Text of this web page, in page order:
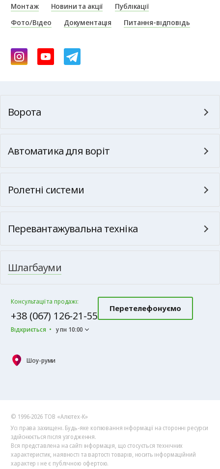
Монтаж
Новини та акції
Публікації
Фото/Відео
Документація Питання-відповідь
Ворота
Автоматика для воріт
Ролетні системи
Перевантажувальна техніка
Шлагбауми
Консультації та продажі:
+38 (067) 126-21-55
Відкриється у пн 10:00
Перетелефонуємо
Шоу-руми
© 1996-2026 ТОВ «Алютех‑К»
Усі права захищені. Будь-яке копіювання інформації на сторонні ресурси
здійснюється після узгодження.
Вся представлена на сайті інформація, що стосується технічних
характеристик, наявності та вартості товарів, носить інформаційний
характер і не є публічною офертою.